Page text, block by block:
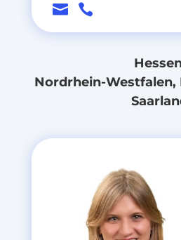
 
Nordrhein-Westfalen,